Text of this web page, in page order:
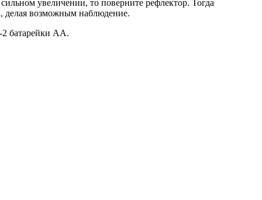
увеличении, то поверните рефлектор. Тогда
делая возможным наблюдение.
батарейки АА.